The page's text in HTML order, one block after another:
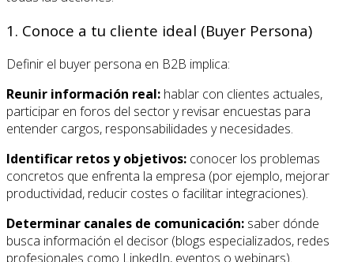
1. Conoce a tu cliente ideal (Buyer Persona)
Definir el buyer persona en B2B implica:
Reunir información real: hablar con clientes actuales,
participar en foros del sector y revisar encuestas para
entender cargos, responsabilidades y necesidades.
Identificar retos y objetivos: conocer los problemas
concretos que enfrenta la empresa (por ejemplo, mejorar
productividad, reducir costes o facilitar integraciones).
Determinar canales de comunicación: saber dónde
busca información el decisor (blogs especializados, redes
profesionales como LinkedIn, eventos o webinars).